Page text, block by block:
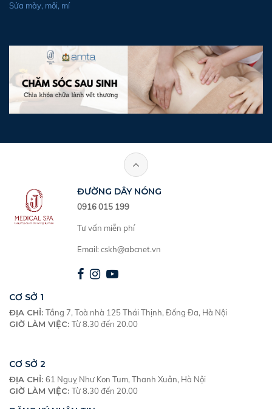
Sửa mày, môi, mí
ĐƯỜNG DÂY NÓNG
0916 015 199
Tư vấn miễn phí
Email:cskh@abcnet.vn
CƠ SỞ 1
ĐỊA CHỈ: Tầng 7, Toà nhà 125 Thái Thịnh, Đống Đa, Hà Nội
GIỜ LÀM VIỆC: Từ 8.30 đến 20.00
CƠ SỞ 2
ĐỊA CHỈ: 61 Nguỵ Như Kon Tum, Thanh Xuân, Hà Nội
GIỜ LÀM VIỆC: Từ 8.30 đến 20.00